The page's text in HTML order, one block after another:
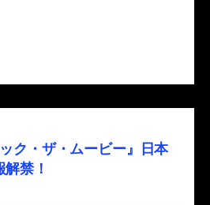
ク・ザ・ムービー』日本
禁！